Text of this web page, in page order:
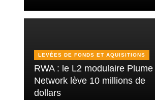
LEVÉES DE FONDS ET AQUISITIONS
RWA : le L2 modulaire Plume
Network lève 10 millions de
dollars